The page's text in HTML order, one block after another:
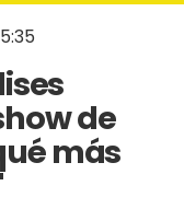
de
más